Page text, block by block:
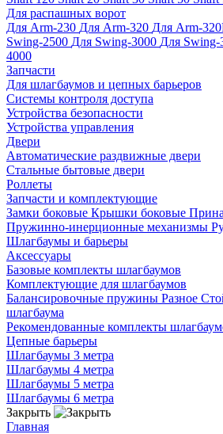
Для распашных ворот
Для Arm-230 Для Arm-320 Для Arm-
Swing-2500 Для Swing-3000 Для Swing-
4000
Запчасти
Для шлагбаумов и цепных барьеров
Системы контроля доступа
Устройства безопасности
Устройства управления
Двери
Автоматические раздвижные двери
Стальные бытовые двери
Роллеты
Запчасти и комплектующие
Замки боковые Крышки боковые
Пружинно-инерционные механизмы
Шлагбаумы и барьеры
Аксессуары
Базовые комплекты шлагбаумов
Комплектующие для шлагбаумов
Балансировочные пружины Разное
шлагбаума
Рекомендованные комплекты
Цепные барьеры
Шлагбаумы 3 метра
Шлагбаумы 4 метра
Шлагбаумы 5 метра
Шлагбаумы 6 метра
Закрыть
Главная